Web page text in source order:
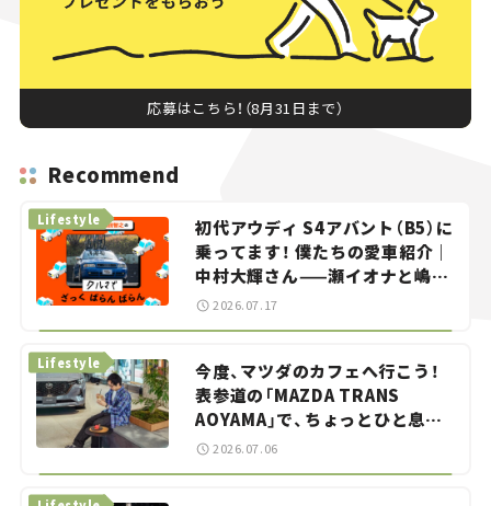
応募はこちら！（8月31日まで）
Recommend
初代アウディ S4アバント（B5）に
乗ってます！ 僕たちの愛車紹介｜
中村大輝さん——瀬イオナと嶋田
智之の「クルマでざっくばらんば
Lifestyle
2026.07.17
今度、マツダのカフェへ行こう！
表参道の「MAZDA TRANS
AOYAMA」で、ちょっとひと息。
——連載｜CCGとクルマでどうす
Lifestyle
2026.07.06